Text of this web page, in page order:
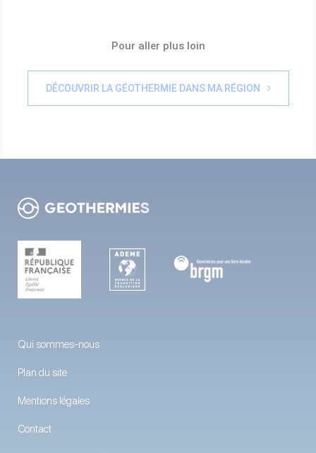
Pour aller plus loin
DÉCOUVRIR LA GÉOTHERMIE DANS MA RÉGION
Qui sommes-nous
Plan du site
Mentions légales
Contact